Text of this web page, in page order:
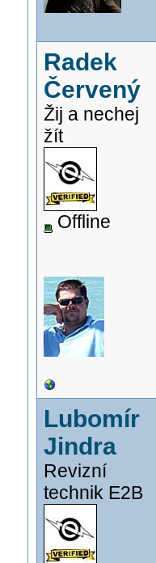
Radek
Červený
Žij a nechej
žít
Offline
Lubomír
Jindra
Revizní
technik E2B